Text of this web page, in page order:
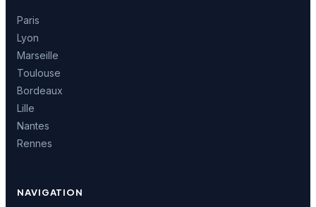
Paris
Lyon
Marseille
Toulouse
Bordeaux
Lille
Nantes
Rennes
NAVIGATION